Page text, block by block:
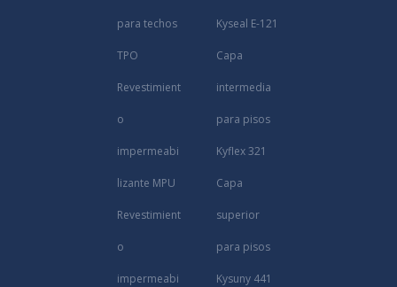
para techos
TPO
Revestimient
o
impermeabi
lizante MPU
Revestimient
o
impermeabi
Kyseal E-121
Capa
intermedia
para pisos
Kyflex 321
Capa
superior
para pisos
Kysuny 441